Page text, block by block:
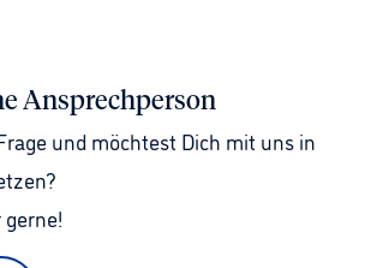
Ansprechperson
und möchtest Dich mit uns in